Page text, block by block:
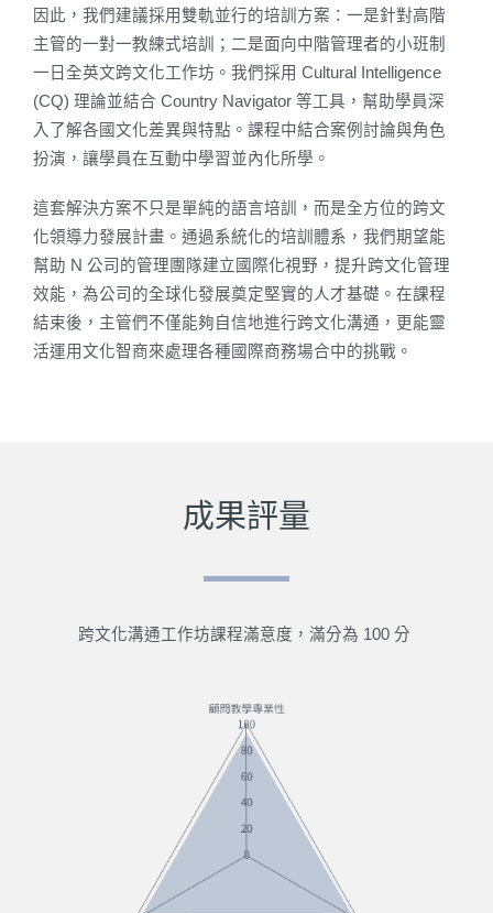
因此，我們建議採用雙軌並行的培訓方案：一是針對高階
主管的一對一教練式培訓；二是面向中階管理者的小班制
一日全英文跨文化工作坊。我們採用 Cultural Intelligence
(CQ) 理論並結合 Country Navigator 等工具，幫助學員深
入了解各國文化差異與特點。課程中結合案例討論與角色
扮演，讓學員在互動中學習並內化所學。
這套解決方案不只是單純的語言培訓，而是全方位的跨文
化領導力發展計畫。通過系統化的培訓體系，我們期望能
幫助 N 公司的管理團隊建立國際化視野，提升跨文化管理
效能，為公司的全球化發展奠定堅實的人才基礎。在課程
結束後，主管們不僅能夠自信地進行跨文化溝通，更能靈
活運用文化智商來處理各種國際商務場合中的挑戰。
成果評量
跨文化溝通工作坊課程滿意度，滿分為 100 分